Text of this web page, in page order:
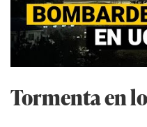
Tormenta en